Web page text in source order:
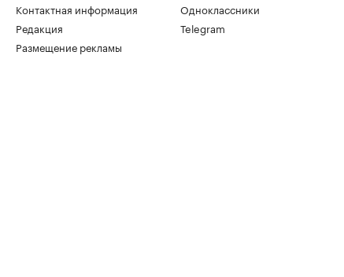
Контактная информация
Редакция
Размещение рекламы
Одноклассники
Telegram